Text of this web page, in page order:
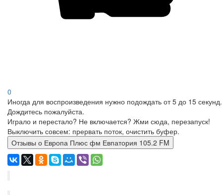
0
Иногда для воспроизведения нужно подождать от 5 до 15 секунд.
Дождитесь пожалуйста.
Играло и перестало? Не включается? Жми сюда, перезапуск!
Выключить совсем: прервать поток, очистить буфер.
Отзывы о Европа Плюс фм Евпатория 105.2 FM